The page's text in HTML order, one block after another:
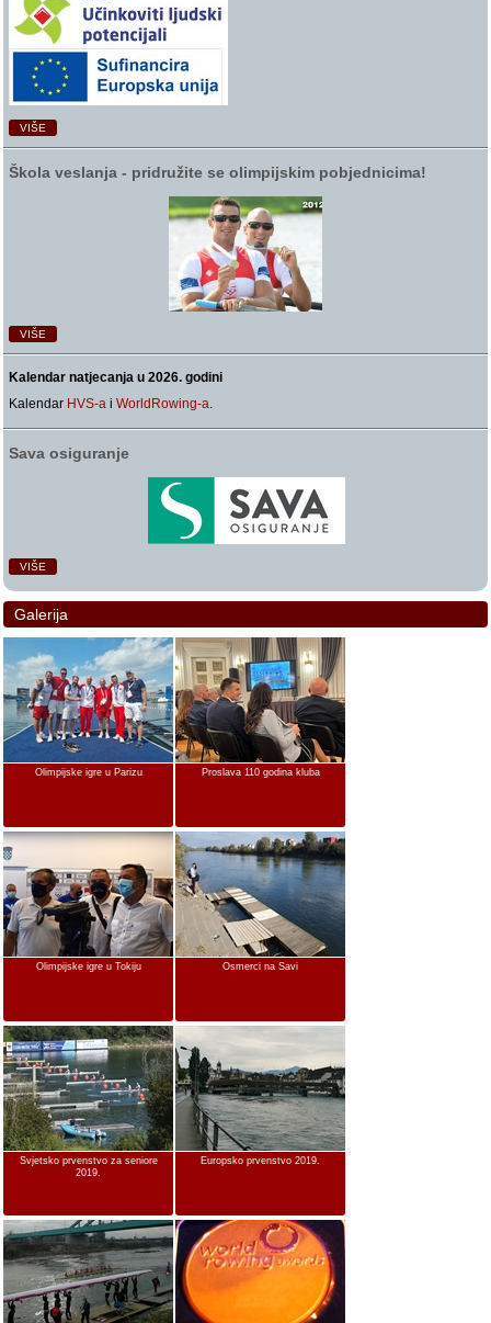
VIŠE
Škola veslanja ‑ pridružite se olimpijskim pobjednicima!
VIŠE
Kalendar natjecanja u 2026. godini
Kalendar HVS-a iWorldRowing-a.
Sava osiguranje
VIŠE
Galerija
Olimpijske igre u Parizu Proslava 110 godina kluba
Olimpijske igre u Tokiju Osmerci na Savi
Svjetsko prvenstvo za seniore
2019.
Europsko prvenstvo 2019.